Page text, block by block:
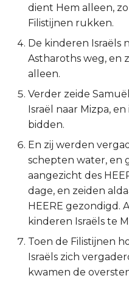
Filipenzen
Kolossenzen
2 Thessalonicenzen
1 Timótheüs
2 Timótheüs
Titus
Hebreeën
dient Hem alleen,
Filistijnen rukken.
De kinderen Israëls
Astharoths weg, en
alleen.
Verder zeide
Israël naar Mizpa,
bidden.
En zij werden
schepten water, en
aangezicht des
dage, en zeiden
HEERE gezondigd.
kinderen Israëls te
Toen de Filistijnen
Israëls zich
kwamen de